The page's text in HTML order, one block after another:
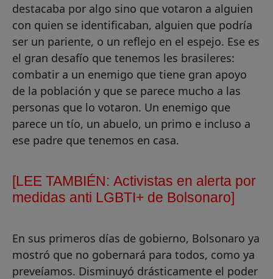
destacaba por algo sino que votaron a alguien
con quien se identificaban, alguien que podría
ser un pariente, o un reflejo en el espejo. Ese es
el gran desafío que tenemos les brasileres:
combatir a un enemigo que tiene gran apoyo
de la población y que se parece mucho a las
personas que lo votaron. Un enemigo que
parece un tío, un abuelo, un primo e incluso a
ese padre que tenemos en casa.
[LEE TAMBIÉN: Activistas en alerta por
medidas anti LGBTI+ de Bolsonaro]
En sus primeros días de gobierno, Bolsonaro ya
mostró que no gobernará para todos, como ya
preveíamos. Disminuyó drásticamente el poder